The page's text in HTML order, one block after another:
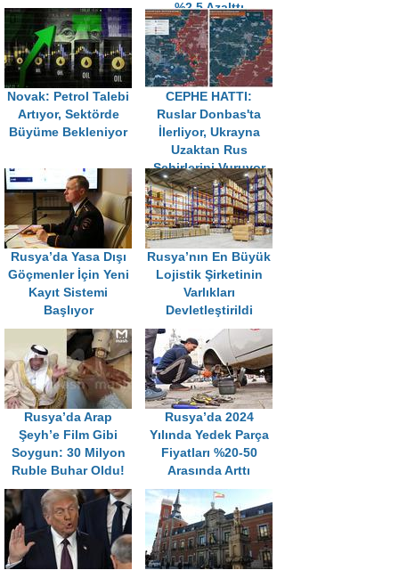
%2,5 Azalttı
Novak: Petrol Talebi
Artıyor, Sektörde
Büyüme Bekleniyor
CEPHE HATTI:
Ruslar Donbas'ta
İlerliyor, Ukrayna
Uzaktan Rus
Şehirlerini Vuruyor
Rusya’da Yasa Dışı
Göçmenler İçin Yeni
Kayıt Sistemi
Başlıyor
Rusya’nın En Büyük
Lojistik Şirketinin
Varlıkları
Devletleştirildi
Rusya’da Arap
Şeyh’e Film Gibi
Soygun: 30 Milyon
Ruble Buhar Oldu!
Rusya’da 2024
Yılında Yedek Parça
Fiyatları %20-50
Arasında Arttı